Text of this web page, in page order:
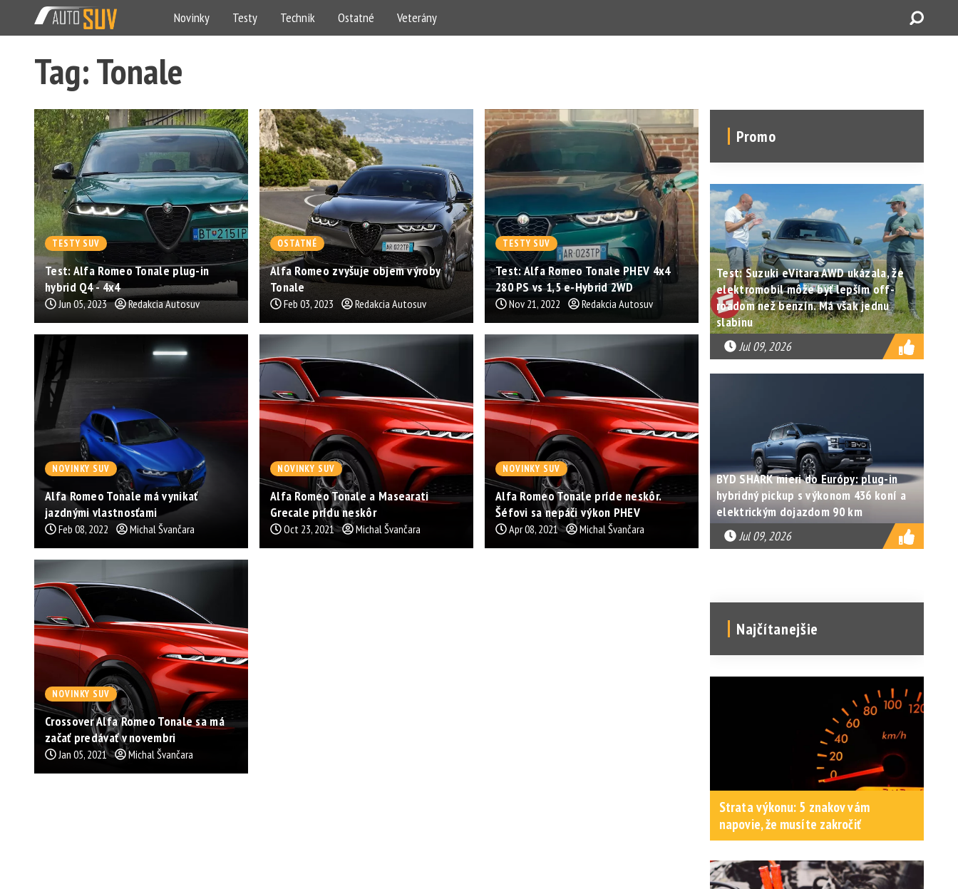
Novinky Testy Technik Ostatné Veterány
Tag: Tonale
TESTY SUV
Test: Alfa Romeo Tonale plug-in
hybrid Q4 - 4x4
Jun 05, 2023 Redakcia Autosuv
OSTATNÉ
Alfa Romeo zvyšuje objem výroby
Tonale
Feb 03, 2023 Redakcia Autosuv
TESTY SUV
Test: Alfa Romeo Tonale PHEV 4x4
280 PS vs 1,5 e-Hybrid 2WD
Nov 21, 2022 Redakcia Autosuv
NOVINKY SUV
Alfa Romeo Tonale má vynikať
jazdnými vlastnosťami
Feb 08, 2022 Michal Švančara
NOVINKY SUV
Alfa Romeo Tonale a Masearati
Grecale prídu neskôr
Oct 23, 2021 Michal Švančara
NOVINKY SUV
Alfa Romeo Tonale príde neskôr.
Šéfovi sa nepáči výkon PHEV
Apr 08, 2021 Michal Švančara
NOVINKY SUV
Crossover Alfa Romeo Tonale sa má
začať predávať v novembri
Jan 05, 2021 Michal Švančara
Promo
Test: Suzuki eVitara AWD ukázala, že
elektromobil môže byť lepším off-
roadom než benzín. Má však jednu
slabinu
Jul 09, 2026
BYD SHARK mieri do Európy: plug-in
hybridný pickup s výkonom 436 koní a
elektrickým dojazdom 90 km
Jul 09, 2026
Najčítanejšie
Strata výkonu: 5 znakov vám
napovie, že musíte zakročiť